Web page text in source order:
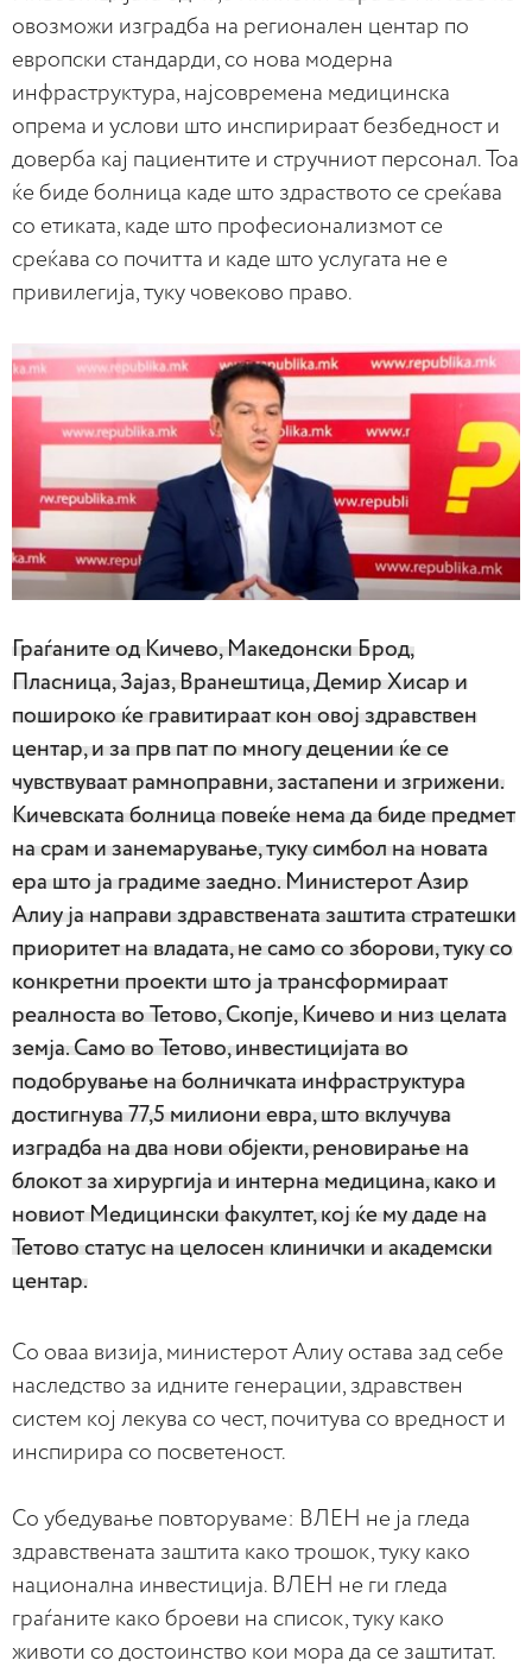
овозможи изградба на регионален центар по
европски стандарди, со нова модерна
инфраструктура, најсовремена медицинска
опрема и услови што инспирираат безбедност и
доверба кај пациентите и стручниот персонал. Тоа
ќе биде болница каде што здраството се среќава
со етиката, каде што професионализмот се
среќава со почитта и каде што услугата не е
привилегија, туку човеково право.
Граѓаните од Кичево, Македонски Брод,
Пласница, Зајаз, Вранештица, Демир Хисар и
пошироко ќе гравитираат кон овој здравствен
центар, и за прв пат по многу децении ќе се
чувствуваат рамноправни, застапени и згрижени.
Кичевската болница повеќе нема да биде предмет
на срам и занемарување, туку симбол на новата
ера што ја градиме заедно. Министерот Азир
Алиу ја направи здравствената заштита стратешки
приоритет на владата, не само со зборови, туку со
конкретни проекти што ја трансформираат
реалноста во Тетово, Скопје, Кичево и низ целата
земја. Само во Тетово, инвестицијата во
подобрување на болничката инфраструктура
достигнува 77,5 милиони евра, што вклучува
изградба на два нови објекти, реновирање на
блокот за хирургија и интерна медицина, како и
новиот Медицински факултет, кој ќе му даде на
Тетово статус на целосен клинички и академски
центар.
Со оваа визија, министерот Алиу остава зад себе
наследство за идните генерации, здравствен
систем кој лекува со чест, почитува со вредност и
инспирира со посветеност.
Со убедување повторуваме: ВЛЕН не ја гледа
здравствената заштита како трошок, туку како
национална инвестиција. ВЛЕН не ги гледа
граѓаните како броеви на список, туку како
животи со достоинство кои мора да се заштитат.